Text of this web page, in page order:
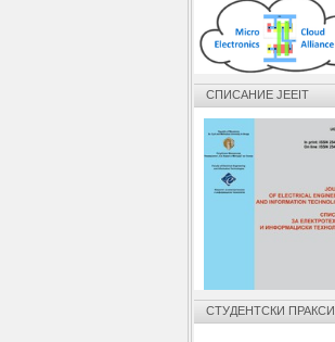
СПИСАНИЕ JEEIT
СТУДЕНТСКИ ПРАКСИ